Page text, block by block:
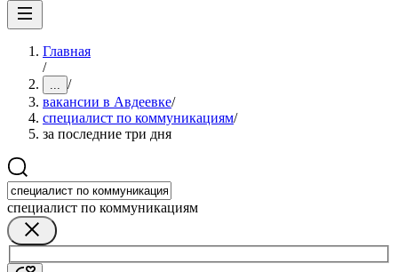
Главная
/
... /
вакансии в Авдеевке/
специалист по коммуникациям/
за последние три дня
специалист по коммуникациям